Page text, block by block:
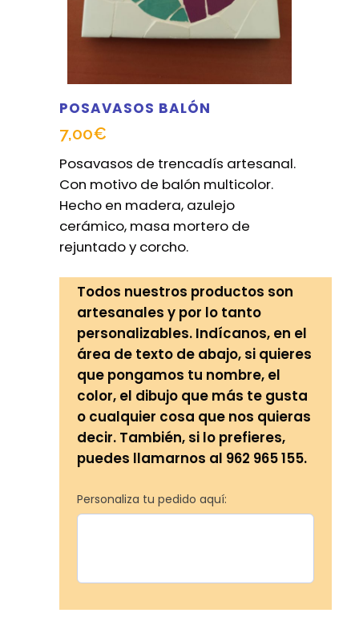
POSAVASOS BALÓN
7,00€
Posavasos de trencadís artesanal.
Con motivo de balón multicolor.
Hecho en madera, azulejo
cerámico, masa mortero de
rejuntado y corcho.
Todos nuestros productos son
artesanales y por lo tanto
personalizables. Indícanos, en el
área de texto de abajo, si quieres
que pongamos tu nombre, el
color, el dibujo que más te gusta
o cualquier cosa que nos quieras
decir. También, si lo prefieres,
puedes llamarnos al 962 965 155.
Personaliza tu pedido aquí: